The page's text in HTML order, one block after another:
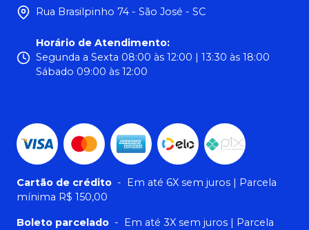
Rua Brasilpinho 74 - São José - SC
Horário de Atendimento:
Segunda a Sexta 08:00 às 12:00 | 13:30 às 18:00
Sábado 09:00 às 12:00
Cartão de crédito - Em até 6X sem juros | Parcela
mínima R$ 150,00
Boleto parcelado - Em até 3X sem juros | Parcela